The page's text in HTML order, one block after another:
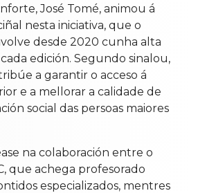
José Tomé, animou á
nesta iniciativa, que o
desde 2020 cunha alta
edición. Segundo sinalou,
a garantir o acceso á
e a mellorar a calidade de
social das persoas maiores
na colaboración entre o
que achega profesorado
especializados, mentres